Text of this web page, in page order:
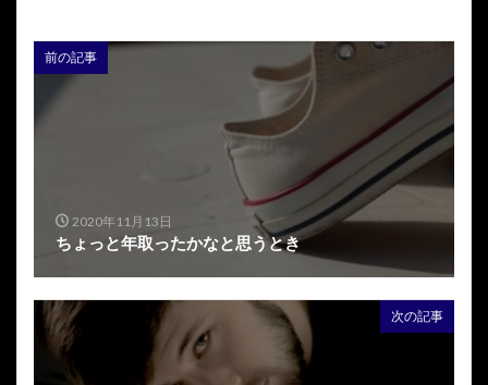
前の記事
2020年11月13日
ちょっと年取ったかなと思うとき
次の記事